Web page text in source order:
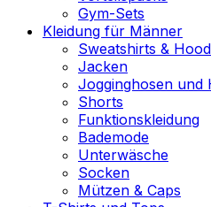
Gym-Sets
Kleidung für Männer
Sweatshirts &
Jacken
Jogginghosen und
Shorts
Funktionskleidung
Bademode
Unterwäsche
Socken
Mützen & Caps